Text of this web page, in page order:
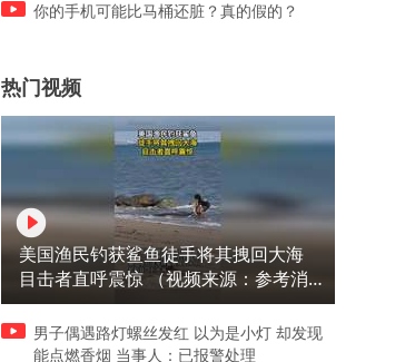
你的手机可能比马桶还脏？真的假的？
热门视频
美国渔民钓获鲨鱼徒手将其拽回大海
目击者直呼震惊 （视频来源：参考消
息）
男子偶遇路灯螺丝发红 以为是小灯 却发现
能点燃香烟 当事人：已报警处理